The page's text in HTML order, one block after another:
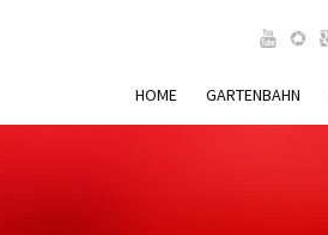
HOME GARTENBAHN